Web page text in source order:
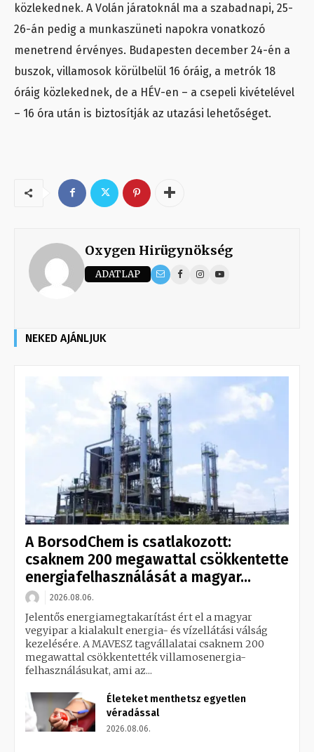
közlekednek. A Volán járatoknál ma a szabadnapi, 25-
26-án pedig a munkaszüneti napokra vonatkozó
menetrend érvényes. Budapesten december 24-én a
buszok, villamosok körülbelül 16 óráig, a metrók 18
óráig közlekednek, de a HÉV-en – a csepeli kivételével
– 16 óra után is biztosítják az utazási lehetőséget.
Oxygen Hirügynökség
ADATLAP
NEKED AJÁNLJUK
A BorsodChem is csatlakozott:
csaknem 200 megawattal csökkentette
energiafelhasználását a magyar...
2026.08.06.
Jelentős energiamegtakarítást ért el a magyar
vegyipar a kialakult energia- és vízellátási válság
kezelésére. A MAVESZ tagvállalatai csaknem 200
megawattal csökkentették villamosenergia-
felhasználásukat, ami az...
Életeket menthetsz egyetlen
véradással
2026.08.06.